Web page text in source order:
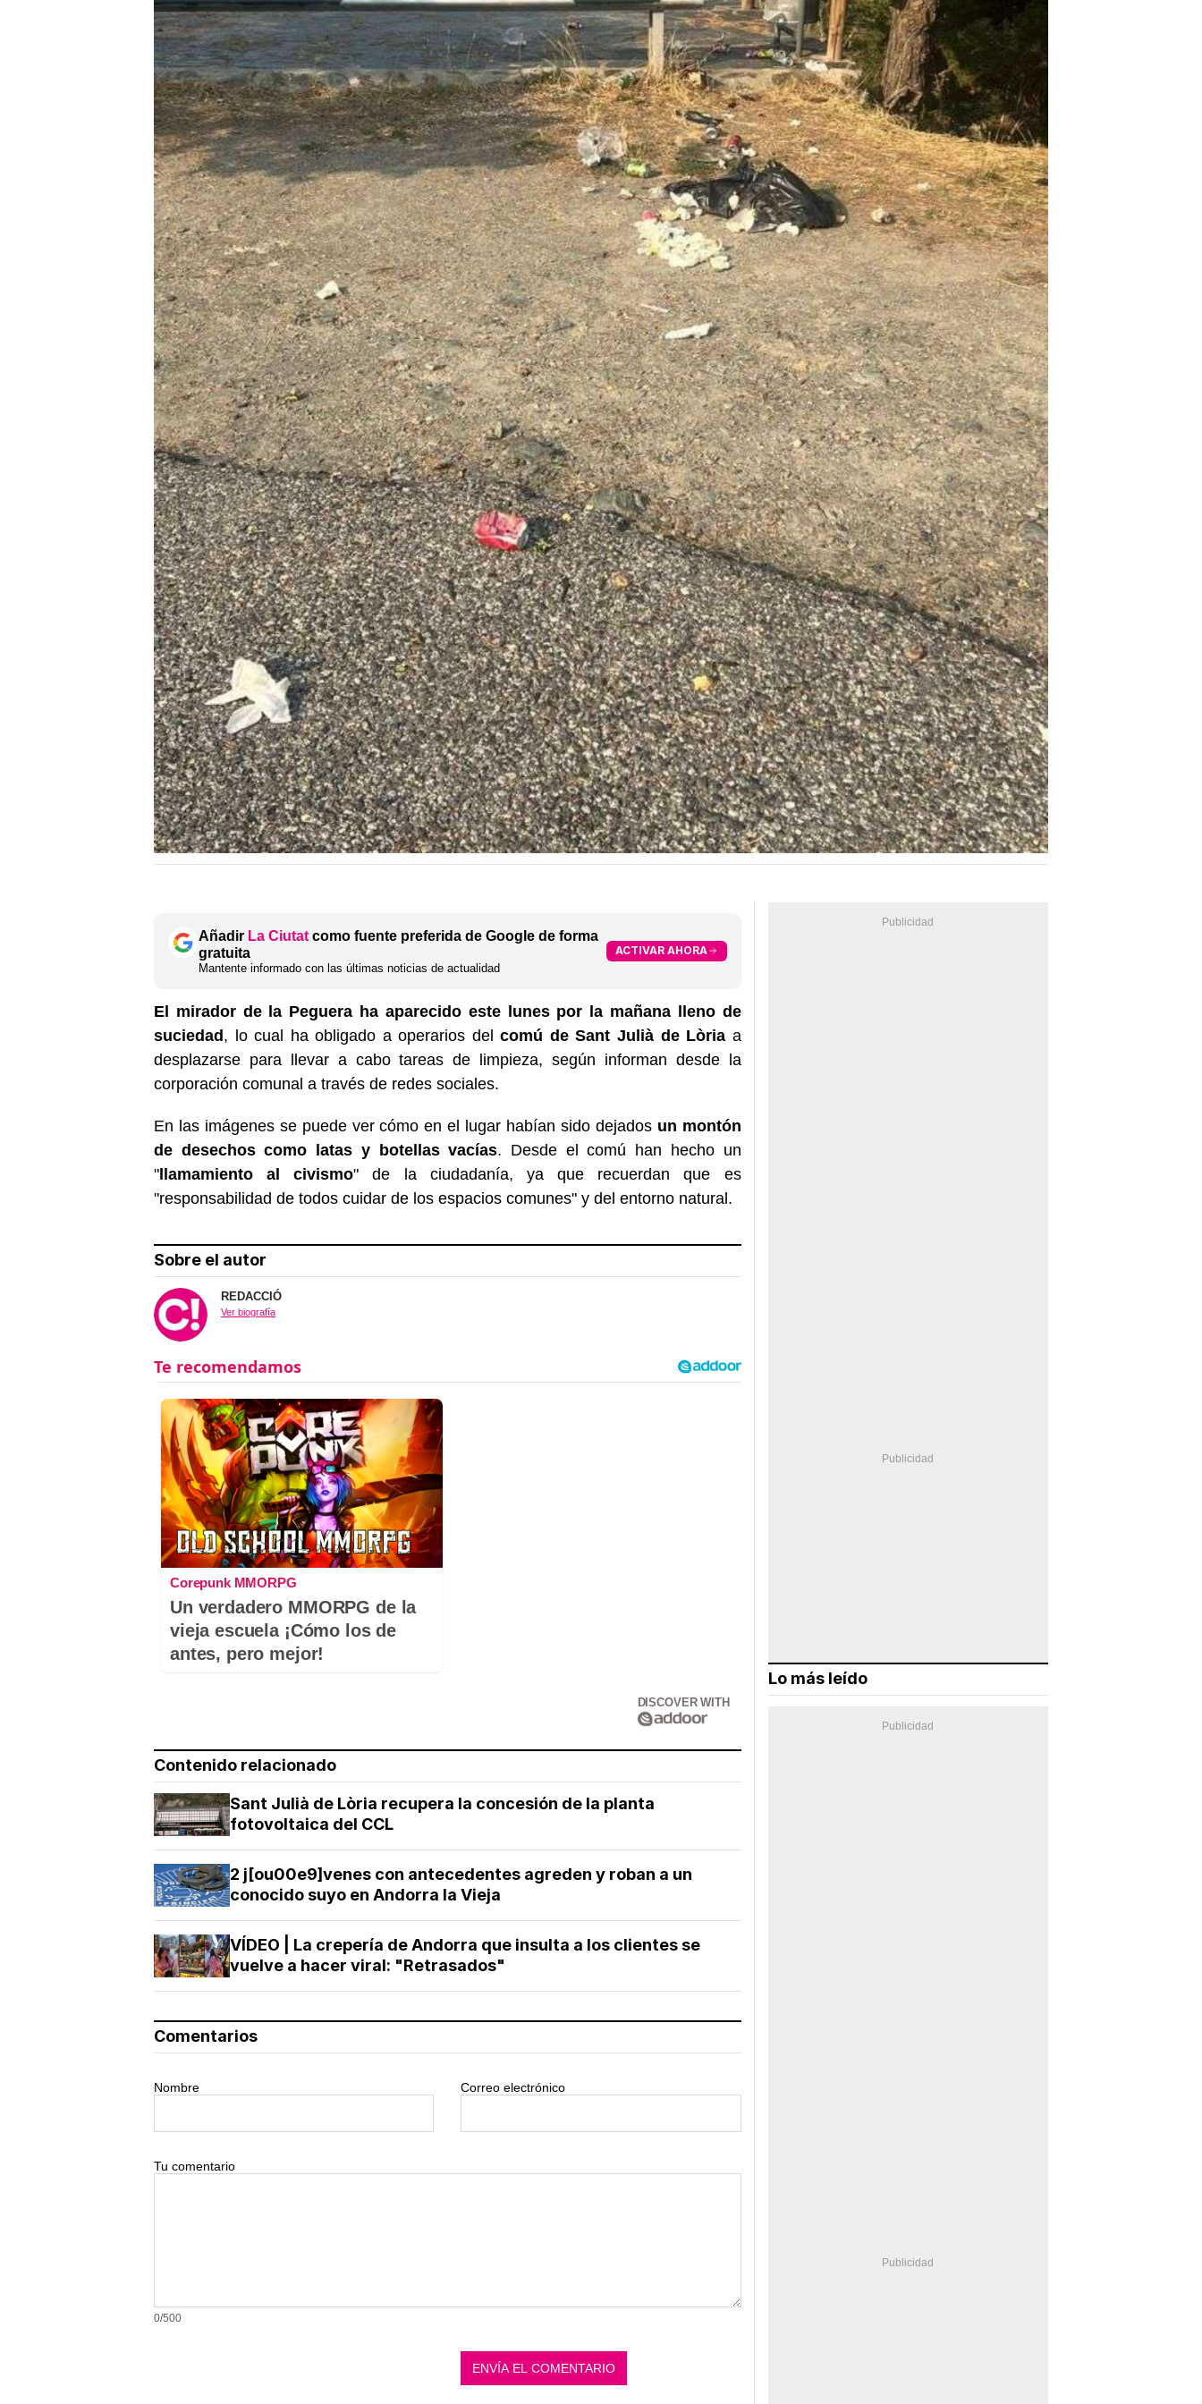
Añadir La Ciutat como fuente preferida de Google de forma
gratuita
Mantente informado con las últimas noticias de actualidad
ACTIVAR AHORA
El mirador de la Peguera ha aparecido este lunes por la mañana lleno de
suciedad, lo cual ha obligado a operarios delcomú de Sant Julià de Lòria a
desplazarse para llevar a cabo tareas de limpieza, según informan desde la
corporación comunal a través de redes sociales.
En las imágenes se puede ver cómo en el lugar habían sido dejados un montón
de desechos como latas y botellas vacías. Desde el comú han hecho un
"llamamiento al civismo" de la ciudadanía, ya que recuerdan que es
"responsabilidad de todos cuidar de los espacios comunes" y del entorno natural.
Sobre el autor
REDACCIÓ
Ver biografía
Corepunk MMORPG
Un verdadero MMORPG de la
vieja escuela ¡Cómo los de
antes, pero mejor!
DISCOVER WITH
Contenido relacionado
Sant Julià de Lòria recupera la concesión de la planta
fotovoltaica del CCL
2 j[ou00e9]venes con antecedentes agreden y roban a un
conocido suyo en Andorra la Vieja
VÍDEO | La crepería de Andorra que insulta a los clientes se
vuelve a hacer viral: "Retrasados"
Comentarios
Nombre Correo electrónico
Tu comentario
0/500
Lo más leído